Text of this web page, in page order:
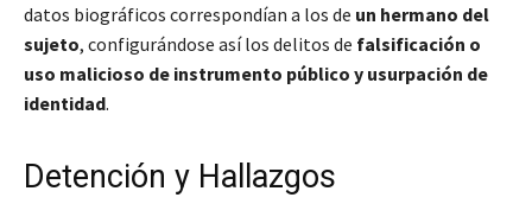
datos biográficos correspondían a los de un hermano del
sujeto, configurándose así los delitos de falsificación o
uso malicioso de instrumento público y usurpación de
identidad.
Detención y Hallazgos